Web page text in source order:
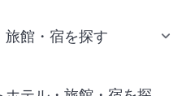
旅館・宿を探す